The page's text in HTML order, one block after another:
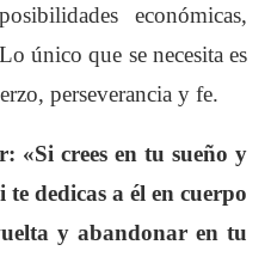
económicas,
único que se necesita es
perseverancia y fe.
«Si crees en tu sueño y
dedicas a él en cuerpo
y abandonar en tu